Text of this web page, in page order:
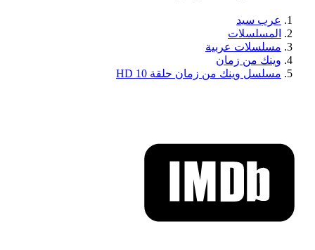
عرب سيد
المسلسلات
مسلسلات عربية
وينك من زمان
مسلسل وينك من زمان حلقة 10 HD